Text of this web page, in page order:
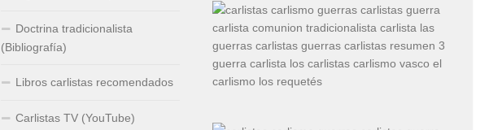
Doctrina tradicionalista
(Bibliografía)
Libros carlistas recomendados
Carlistas TV (YouTube)